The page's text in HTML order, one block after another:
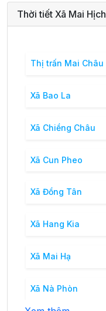
Thời tiết Xã Mai Hịch
Thị trấn Mai Châu
Xã Bao La
Xã Chiềng Châu
Xã Cun Pheo
Xã Đồng Tân
Xã Hang Kia
Xã Mai Hạ
Xã Nà Phòn